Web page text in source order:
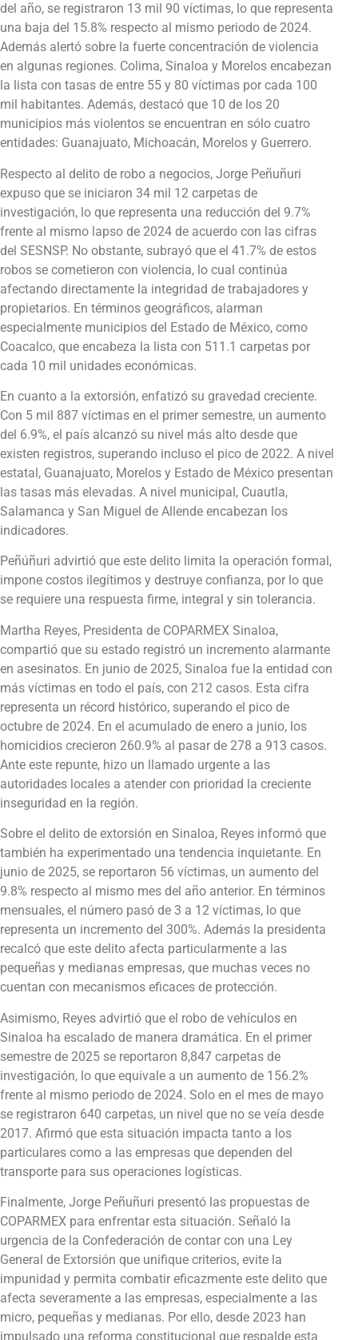
del año, se registraron 13 mil 90 víctimas, lo que representa
una baja del 15.8% respecto al mismo periodo de 2024.
Además alertó sobre la fuerte concentración de violencia
en algunas regiones. Colima, Sinaloa y Morelos encabezan
la lista con tasas de entre 55 y 80 víctimas por cada 100
mil habitantes. Además, destacó que 10 de los 20
municipios más violentos se encuentran en sólo cuatro
entidades: Guanajuato, Michoacán, Morelos y Guerrero.
Respecto al delito de robo a negocios, Jorge Peñuñuri
expuso que se iniciaron 34 mil 12 carpetas de
investigación, lo que representa una reducción del 9.7%
frente al mismo lapso de 2024 de acuerdo con las cifras
del SESNSP. No obstante, subrayó que el 41.7% de estos
robos se cometieron con violencia, lo cual continúa
afectando directamente la integridad de trabajadores y
propietarios. En términos geográficos, alarman
especialmente municipios del Estado de México, como
Coacalco, que encabeza la lista con 511.1 carpetas por
cada 10 mil unidades económicas.
En cuanto a la extorsión, enfatizó su gravedad creciente.
Con 5 mil 887 víctimas en el primer semestre, un aumento
del 6.9%, el país alcanzó su nivel más alto desde que
existen registros, superando incluso el pico de 2022. A nivel
estatal, Guanajuato, Morelos y Estado de México presentan
las tasas más elevadas. A nivel municipal, Cuautla,
Salamanca y San Miguel de Allende encabezan los
indicadores.
Peñúñuri advirtió que este delito limita la operación formal,
impone costos ilegítimos y destruye confianza, por lo que
se requiere una respuesta firme, integral y sin tolerancia.
Martha Reyes, Presidenta de COPARMEX Sinaloa,
compartió que su estado registró un incremento alarmante
en asesinatos. En junio de 2025, Sinaloa fue la entidad con
más víctimas en todo el país, con 212 casos. Esta cifra
representa un récord histórico, superando el pico de
octubre de 2024. En el acumulado de enero a junio, los
homicidios crecieron 260.9% al pasar de 278 a 913 casos.
Ante este repunte, hizo un llamado urgente a las
autoridades locales a atender con prioridad la creciente
inseguridad en la región.
Sobre el delito de extorsión en Sinaloa, Reyes informó que
también ha experimentado una tendencia inquietante. En
junio de 2025, se reportaron 56 víctimas, un aumento del
9.8% respecto al mismo mes del año anterior. En términos
mensuales, el número pasó de 3 a 12 víctimas, lo que
representa un incremento del 300%. Además la presidenta
recalcó que este delito afecta particularmente a las
pequeñas y medianas empresas, que muchas veces no
cuentan con mecanismos eficaces de protección.
Asimismo, Reyes advirtió que el robo de vehículos en
Sinaloa ha escalado de manera dramática. En el primer
semestre de 2025 se reportaron 8,847 carpetas de
investigación, lo que equivale a un aumento de 156.2%
frente al mismo periodo de 2024. Solo en el mes de mayo
se registraron 640 carpetas, un nivel que no se veía desde
2017. Afirmó que esta situación impacta tanto a los
particulares como a las empresas que dependen del
transporte para sus operaciones logísticas.
Finalmente, Jorge Peñuñuri presentó las propuestas de
COPARMEX para enfrentar esta situación. Señaló la
urgencia de la Confederación de contar con una Ley
General de Extorsión que unifique criterios, evite la
impunidad y permita combatir eficazmente este delito que
afecta severamente a las empresas, especialmente a las
micro, pequeñas y medianas. Por ello, desde 2023 han
impulsado una reforma constitucional que respalde esta